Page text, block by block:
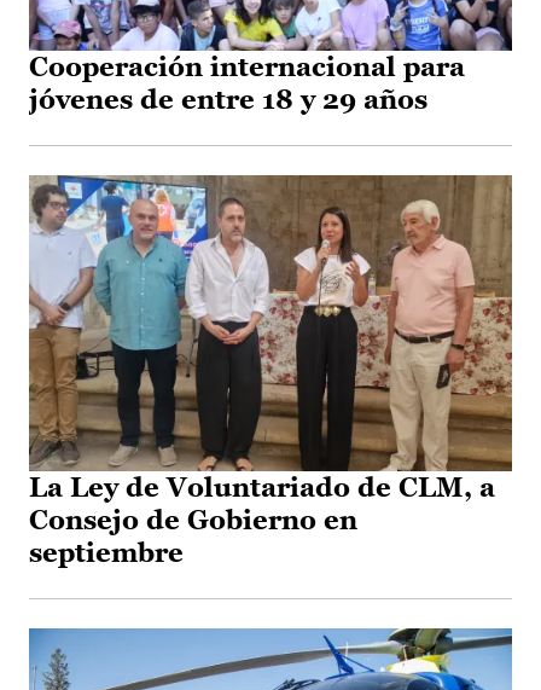
Cooperación internacional para
jóvenes de entre 18 y 29 años
La Ley de Voluntariado de CLM, a
Consejo de Gobierno en
septiembre